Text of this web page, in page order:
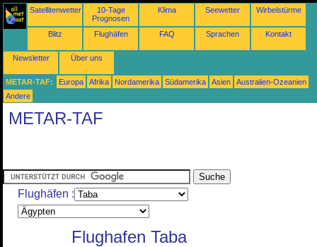
Satellitenwetter
10-Tage
Prognosen
Klima Seewetter Wirbelstürme
Blitz Flughäfen FAQ Sprachen Kontakt
Newsletter Über uns
METAR-TAF: Europa Afrika Nordamerika Südamerika Asien
Australien-Ozeanien
Andere
METAR-TAF
Flughäfen :
Flughafen Taba